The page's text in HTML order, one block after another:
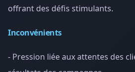
offrant des défis stimulants.
Inconvénients
- Pression liée aux attentes des